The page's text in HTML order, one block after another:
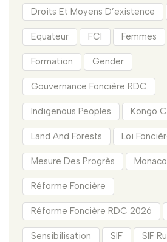
Droits Et Moyens D’existence
Equateur FCI Femmes
Formation Gender
Gouvernance Foncière RDC
Indigenous Peoples Kongo
Land And Forests Loi
Mesure Des Progrès Monaco
Réforme Foncière
Réforme Foncière RDC 2026
Sensibilisation SIF SIF